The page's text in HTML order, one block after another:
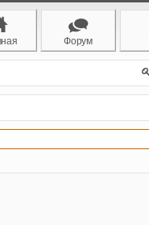
Форум